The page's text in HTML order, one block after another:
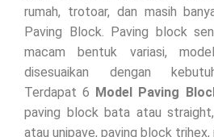
rumah, trotoar, dan masih
Paving Block. Paving block
macam bentuk variasi,
disesuaikan dengan
Terdapat 6 Model Paving
paving block bata atau
atau unipave, paving block